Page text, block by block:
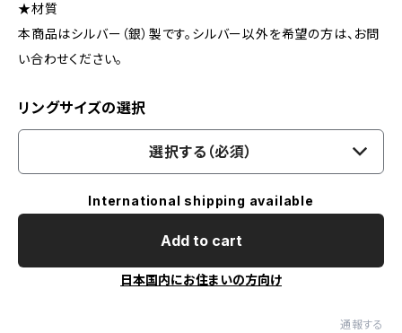
★材質
本商品はシルバー（銀）製です。シルバー以外を希望の方は、お問
い合わせください。
リングサイズの選択
選択する（必須）
International shipping available
Add to cart
日本国内にお住まいの方向け
通報する